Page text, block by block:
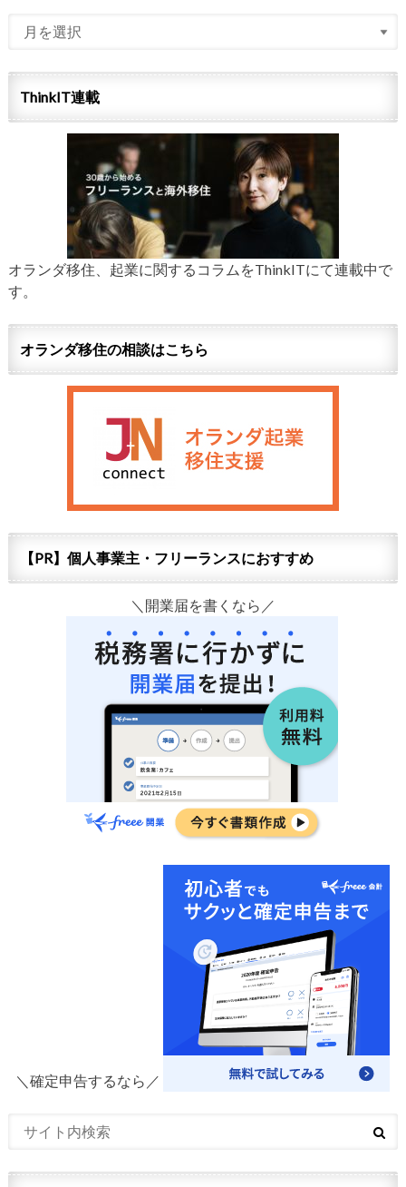
ThinkIT連載
オランダ移住、起業に関するコラムをThinkITにて連載中で
す。
オランダ移住の相談はこちら
【PR】個人事業主・フリーランスにおすすめ
＼開業届を書くなら／
＼確定申告するなら／